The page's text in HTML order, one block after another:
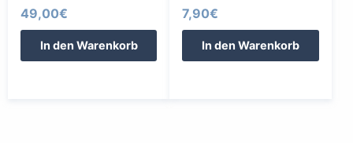
49,00€
In den Warenkorb
7,90€
In den Warenkorb